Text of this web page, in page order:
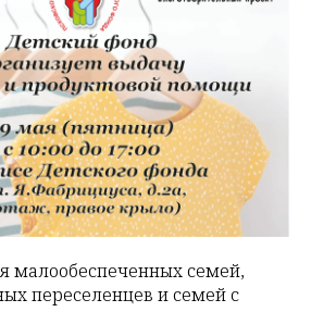
семей,
переселенцев и семей с